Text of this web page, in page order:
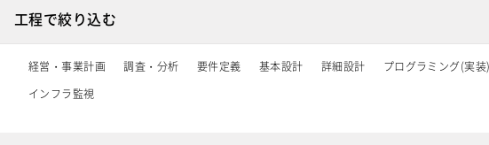
工程で絞り込む
経営・事業計画 調査・分析 要件定義 基本設計 詳細設計 プログラミング(実装)
インフラ監視